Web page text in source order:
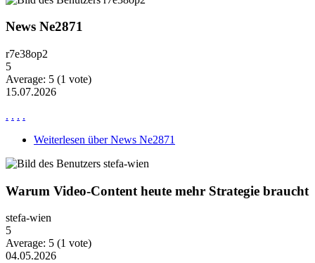
News Ne2871
r7e38op2
5
Average: 5 (1 vote)
15.07.2026
. . . .
Weiterlesen über News Ne2871
Warum Video-Content heute mehr Strategie braucht
stefa-wien
5
Average: 5 (1 vote)
04.05.2026